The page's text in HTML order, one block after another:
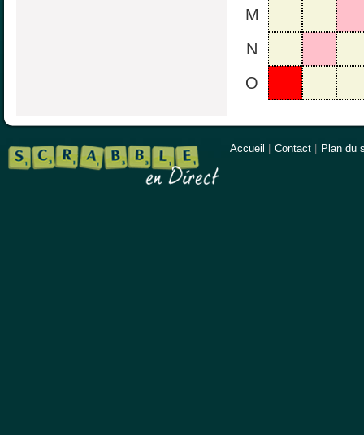
M
N
O
Accueil Contact Plan du